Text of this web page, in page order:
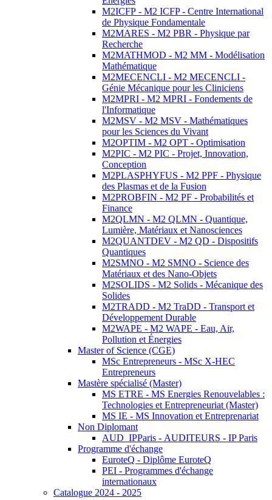
M2ICFP - M2 ICFP - Centre International
de Physique Fondamentale
M2MARES - M2 PBR - Physique par
Recherche
M2MATHMOD - M2 MM - Modélisation
Mathématique
M2MECENCLI - M2 MECENCLI -
Génie Mécanique pour les Cliniciens
M2MPRI - M2 MPRI - Fondements de
l'Informatique
M2MSV - M2 MSV - Mathématiques
pour les Sciences du Vivant
M2OPTIM - M2 OPT - Optimisation
M2PIC - M2 PIC - Projet, Innovation,
Conception
M2PLASPHYFUS - M2 PPF - Physique
des Plasmas et de la Fusion
M2PROBFIN - M2 PF - Probabilités et
Finance
M2QLMN - M2 QLMN - Quantique,
Lumière, Matériaux et Nanosciences
M2QUANTDEV - M2 QD - Dispositifs
Quantiques
M2SMNO - M2 SMNO - Science des
Matériaux et des Nano-Objets
M2SOLIDS - M2 Solids - Mécanique des
Solides
M2TRADD - M2 TraDD - Transport et
Développement Durable
M2WAPE - M2 WAPE - Eau, Air,
Pollution et Énergies
Master of Science (CGE)
MSc Entrepreneurs - MSc X-HEC
Entrepreneurs
Mastère spécialisé (Master)
MS ETRE - MS Energies Renouvelables :
Technologies et Entrepreneuriat (Master)
MS IE - MS Innovation et Entreprenariat
Non Diplomant
AUD_IPParis - AUDITEURS - IP Paris
Programme d'échange
EuroteQ - Diplôme EuroteQ
PEI - Programmes d'échange
internationaux
Catalogue 2024 - 2025